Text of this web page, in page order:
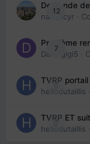
12
Demande
nanancyr ·
7
Problème
Davidgigi5 ·
0
TVRP
hellodutaillis
0
TVRP ET
hellodutaillis